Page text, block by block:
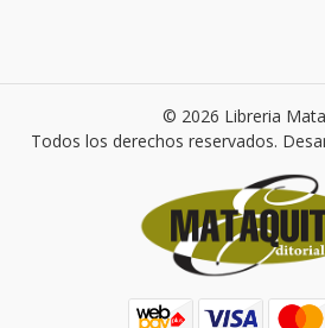
© 2026 Libreria
Todos los derechos reservados.